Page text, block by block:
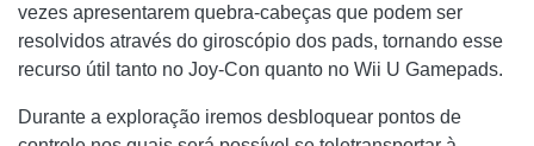
vezes apresentarem quebra-cabeças que podem ser
resolvidos através do giroscópio dos pads, tornando esse
recurso útil tanto no Joy-Con quanto no Wii U Gamepads.
Durante a exploração iremos desbloquear pontos de